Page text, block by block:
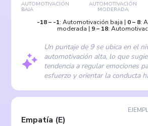
AUTOMOTIVACIÓN
BAJA
AUTOMOTIVACIÓN
MODERADA
-18– -1: Automotivación baja | 0– 8:
moderada | 9– 18:
Un puntaje de 9 se ubica en el
automotivación alta, lo que
tendencia a regular emociones
esfuerzo y orientar la conducta
Empatía (E)